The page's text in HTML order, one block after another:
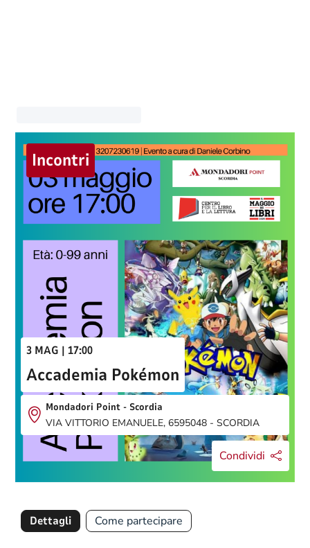
Incontri
3 MAG | 17:00
Accademia Pokémon
Mondadori Point - Scordia
VIA VITTORIO EMANUELE, 6595048 - SCORDIA
Condividi
Dettagli Come partecipare